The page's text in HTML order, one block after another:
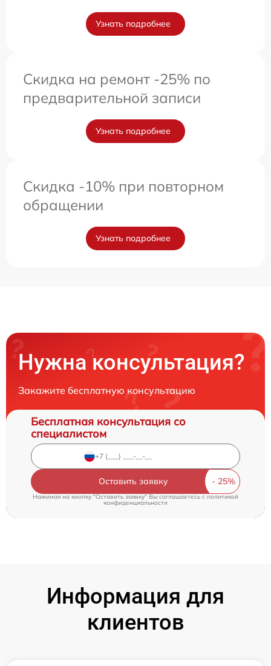
Узнать подробнее
Скидка на ремонт -25% по
предварительной записи
Узнать подробнее
Скидка -10% при повторном
обращении
Узнать подробнее
Нужна консультация?
Закажите бесплатную консультацию
Бесплатная консультация со
специалистом
Оставить заявку
Нажимая на кнопку "Оставить заявку" Вы соглашаетесь cполитикой
конфиденциальности
Информация для
клиентов